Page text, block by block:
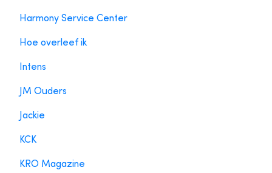
Harmony Service Center
Hoe overleef ik
Intens
JM Ouders
Jackie
KCK
KRO Magazine